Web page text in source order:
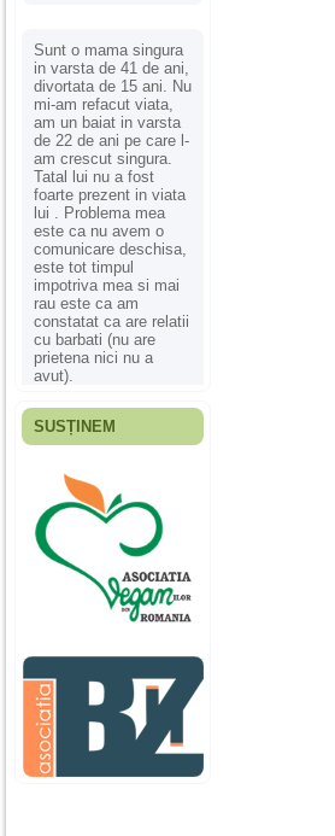
Sunt o mama singura
in varsta de 41 de ani,
divortata de 15 ani. Nu
mi-am refacut viata,
am un baiat in varsta
de 22 de ani pe care l-
am crescut singura.
Tatal lui nu a fost
foarte prezent in viata
lui . Problema mea
este ca nu avem o
comunicare deschisa,
este tot timpul
impotriva mea si mai
rau este ca am
constatat ca are relatii
cu barbati (nu are
prietena nici nu a
avut).
Fiica mea s-a nascut
ani, privind in urma
realizez cat de multe
greseli am facut in
educatia si cresterea
ei, am fost o mama
egoista, preocupata
de implinirea
profesionala, cand ea
era mica am neglijat-
agresiva, orice
greseala era taxata cu
o palma sau pedepse.
De 4 ani am o relatie
serioasa cu un barbat
SUSȚINEM